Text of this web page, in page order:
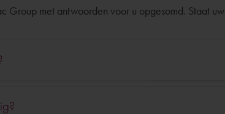
met antwoorden voor u opgesomd. Staat uw